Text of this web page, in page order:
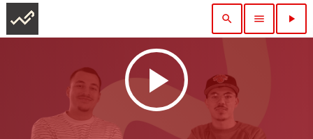
search menu play_arrow
play_arrow